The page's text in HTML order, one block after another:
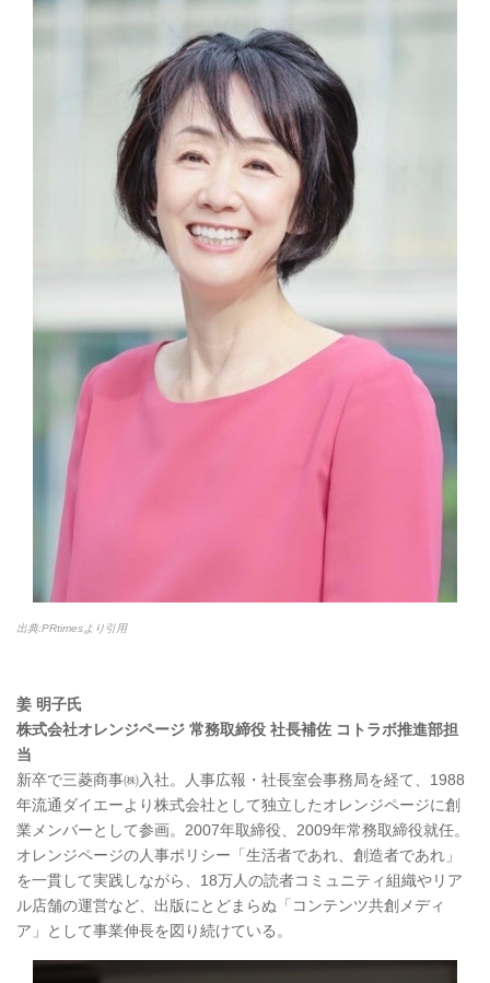
出典:PRtimesより引用
姜 明子氏
株式会社オレンジページ 常務取締役 社長補佐 コトラボ推進部担
当
新卒で三菱商事㈱入社。人事広報・社長室会事務局を経て、1988
年流通ダイエーより株式会社として独立したオレンジページに創
業メンバーとして参画。2007年取締役、2009年常務取締役就任。
オレンジページの人事ポリシー「生活者であれ、創造者であれ」
を一貫して実践しながら、18万人の読者コミュニティ組織やリア
ル店舗の運営など、出版にとどまらぬ「コンテンツ共創メディ
ア」として事業伸長を図り続けている。